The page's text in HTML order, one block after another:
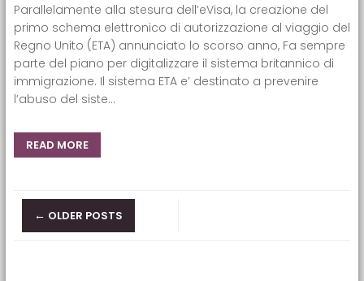
Parallelamente alla stesura dell’eVisa, la creazione del
primo schema elettronico di autorizzazione al viaggio del
Regno Unito (ETA) annunciato lo scorso anno, Fa sempre
parte del piano per digitalizzare il sistema britannico di
immigrazione. Il sistema ETA e’ destinato a prevenire
l’abuso del siste...
READ MORE
Posts navigation
← OLDER POSTS